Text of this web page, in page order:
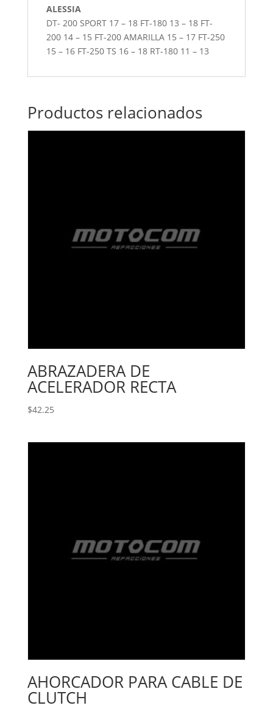
ALESSIA
DT- 200 SPORT 17 – 18 FT-180 13 – 18 FT-
200 14 – 15 FT-200 AMARILLA 15 – 17 FT-250
15 – 16 FT-250 TS 16 – 18 RT-180 11 – 13
Productos relacionados
ABRAZADERA DE
ACELERADOR RECTA
$42.25
AHORCADOR PARA CABLE DE
CLUTCH